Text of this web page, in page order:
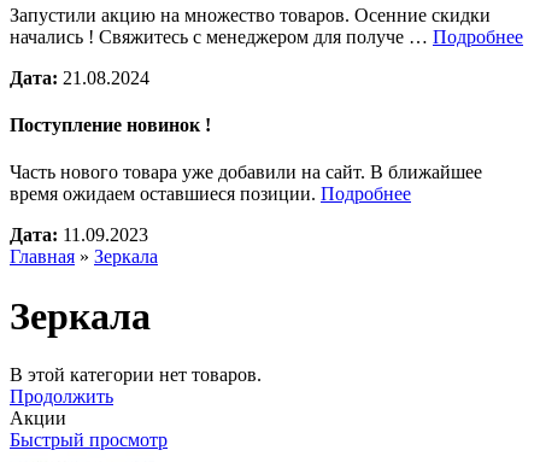
Запустили акцию на множество товаров. Осенние скидки
начались ! Свяжитесь с менеджером для получе … Подробнее
Дата: 21.08.2024
Поступление новинок !
Часть нового товара уже добавили на сайт. В ближайшее
время ожидаем оставшиеся позиции. Подробнее
Дата: 11.09.2023
Главная » Зеркала
Зеркала
В этой категории нет товаров.
Продолжить
Акции
Быстрый просмотр